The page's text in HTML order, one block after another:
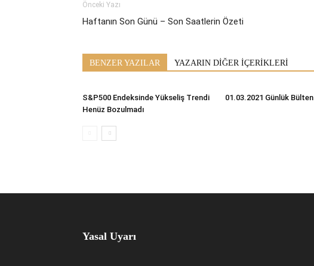
Önceki Yazı
Haftanın Son Günü – Son Saatlerin Özeti
BENZER YAZILAR YAZARIN DİĞER İÇERİKLERİ
S&P500 Endeksinde Yükseliş Trendi
Henüz Bozulmadı
01.03.2021 Günlük Bülten
Yasal Uyarı